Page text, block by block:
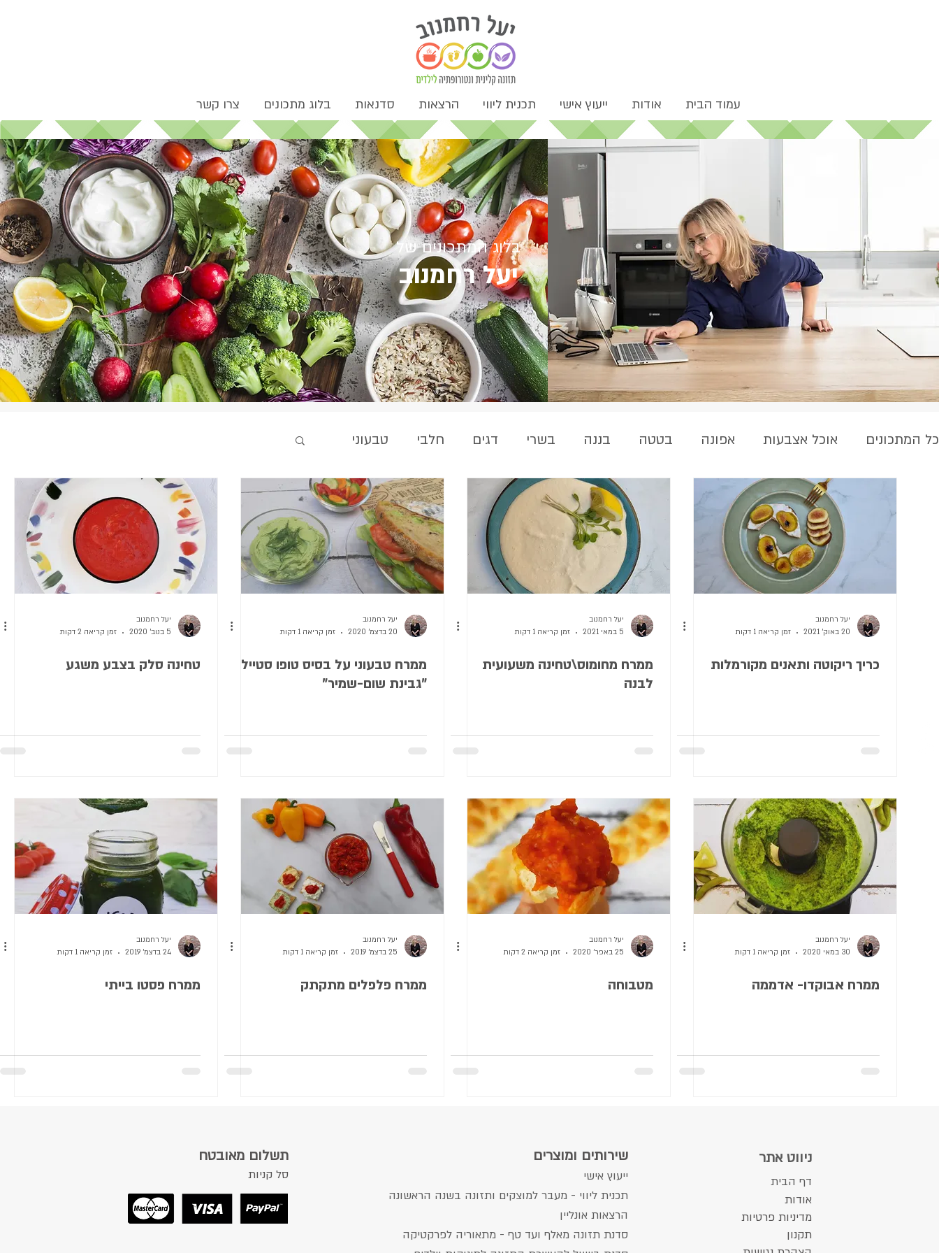
עמוד הבית אודות ייעוץ אישי תכנית ליווי הרצאות סדנאות בלוג מתכונים צרו קשר
בלוג המתכונים של
יעל רחמנוב
כל המתכונים אוכל אצבעות אפונה בטטה בננה בשרי דגים חלבי טבעוני
ללא ביצים ללא גלוטן ממרחים מרקים מתוקים סלטים סלק
פירות פנקייקים פשטידה צמחוני קטניות קינואה קישוא
יעל רחמנוב
20 באוק׳ 2021
זמן קריאה 1 דקות
כריך ריקוטה ותאנים מקורמלות
יעל רחמנוב
5 במאי 2021
זמן קריאה 1 דקות
ממרח מחומוס\טחינה משעועית
לבנה
יעל רחמנוב
20 בדצמ׳ 2020
זמן קריאה 1 דקות
ממרח טבעוני על בסיס טופו סטייל
"גבינת שום-שמיר"
יעל רחמנוב
5 בנוב׳ 2020
זמן קריאה 2 דקות
טחינה סלק בצבע משגע
יעל רחמנוב
30 במאי 2020
זמן קריאה 1 דקות
ממרח אבוקדו- אדממה
יעל רחמנוב
25 באפר׳ 2020
זמן קריאה 2 דקות
מטבוחה
יעל רחמנוב
25 בדצמ׳ 2019
זמן קריאה 1 דקות
ממרח פלפלים מתקתק
יעל רחמנוב
24 בדצמ׳ 2019
זמן קריאה 1 דקות
ממרח פסטו בייתי
תשלום מאובטח
סל קניות
שירותים ומוצרים
ייעוץ אישי
תכנית ליווי - מעבר למוצקים ותזונה בשנה הראשונה
הרצאות אונליין
סדנת תזונה מאלף ועד טף - מתאוריה לפרקטיקה
ניווט אתר
דף הבית
אודות​
מדיניות פרטיות
תקנון